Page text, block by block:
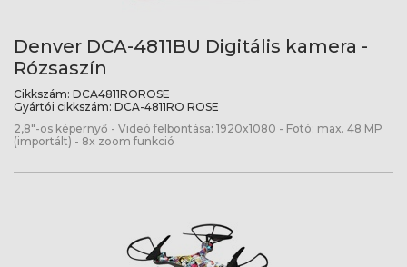
Denver DCA-4811BU Digitális kamera -
Rózsaszín
Cikkszám: DCA4811ROROSE
Gyártói cikkszám: DCA-4811RO ROSE
2,8"-os képernyő - Videó felbontása: 1920x1080 - Fotó: max. 48 MP
(importált) - 8x zoom funkció